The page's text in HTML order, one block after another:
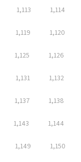
1,113 1,114
1,119 1,120
1,125 1,126
1,131 1,132
1,137 1,138
1,143 1,144
1,149 1,150